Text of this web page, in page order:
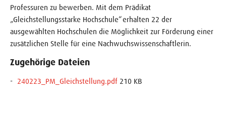
Professuren zu bewerben. Mit dem Prädikat
„Gleichstellungsstarke Hochschule“ erhalten 22 der
ausgewählten Hochschulen die Möglichkeit zur Förderung einer
zusätzlichen Stelle für eine Nachwuchswissenschaftlerin.
Zugehörige Dateien
240223_PM_Gleichstellung.pdf 210 KB